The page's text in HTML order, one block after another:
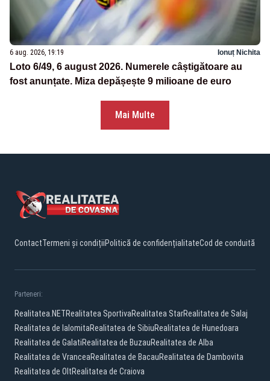
6 aug. 2026, 19:19 Ionuț Nichita
Loto 6/49, 6 august 2026. Numerele câștigătoare au
fost anunțate. Miza depășește 9 milioane de euro
Mai Multe
ContactTermeni și condițiiPolitică de confidențialitateCod de conduită
Parteneri:
Realitatea.NETRealitatea SportivaRealitatea StarRealitatea de Salaj
Realitatea de IalomitaRealitatea de SibiuRealitatea de Hunedoara
Realitatea de GalatiRealitatea de BuzauRealitatea de Alba
Realitatea de VranceaRealitatea de BacauRealitatea de Dambovita
Realitatea de OltRealitatea de Craiova